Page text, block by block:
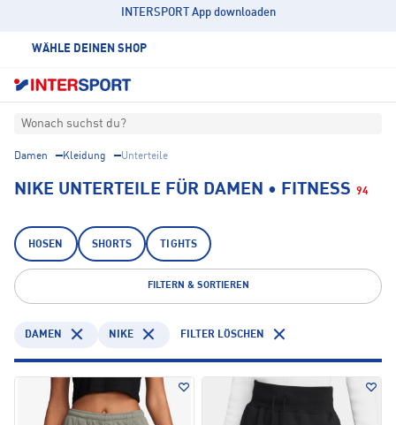
INTERSPORT App downloaden
WÄHLE DEINEN SHOP
Wonach suchst du?
Damen Kleidung Unterteile
NIKE UNTERTEILE FÜR DAMEN • FITNESS 94
HOSEN SHORTS TIGHTS
FILTERN & SORTIEREN
DAMEN NIKE FILTER LÖSCHEN